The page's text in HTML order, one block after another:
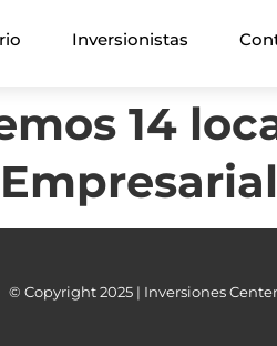
Inversionistas
14
© Copyright 2025 | Inversiones